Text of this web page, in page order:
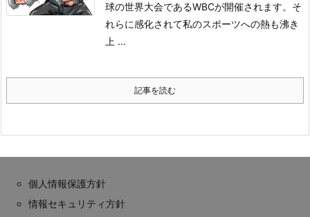
球の世界大会であるWBCが開催されます。 そ
れらに感化されて私のスポーツへの熱も沸き
上 ...
記事を読む
個人情報保護方針
情報セキュリティ方針